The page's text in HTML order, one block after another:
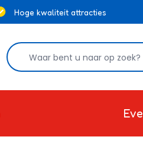
Hoge kwaliteit attracties